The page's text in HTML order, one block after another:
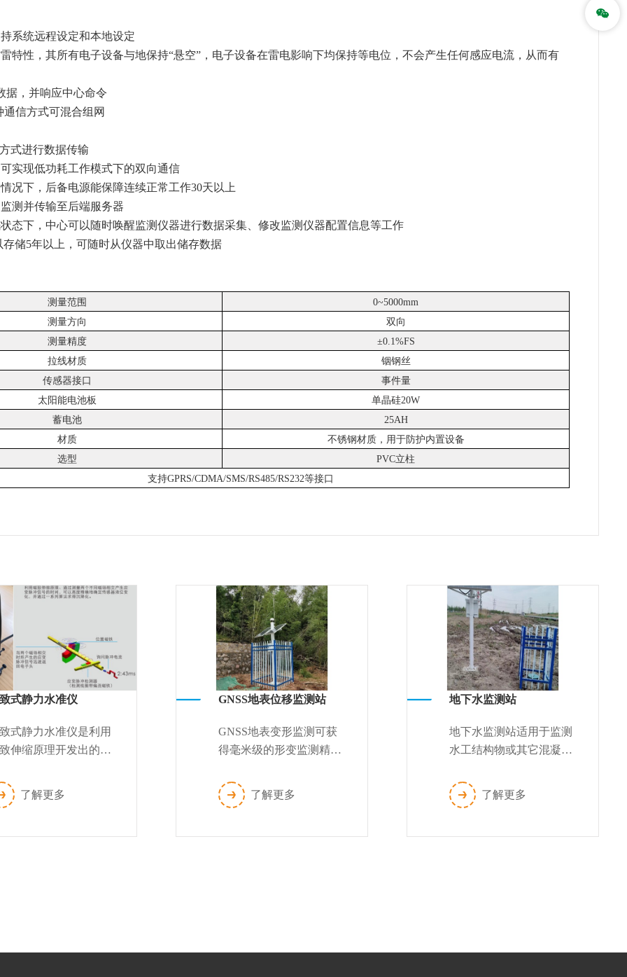
系统远程设定和本地设定
特性，其所有电子设备与地保持“悬空”，电子设备在雷电影响下均保持等电位，不会产生任何感应电流，从而有
据，并响应中心命令
信方式可混合组网
式进行数据传输
实现低功耗工作模式下的双向通信
况下，后备电源能保障连续正常工作30天以上
测并传输至后端服务器
态下，中心可以随时唤醒监测仪器进行数据采集、修改监测仪器配置信息等工作
储5年以上，可随时从仪器中取出储存数据
测量范围
0~5000mm
测量方向
双向
测量精度
±0.1%FS
拉线材质
铟钢丝
传感器接口
事件量
太阳能电池板
单晶硅20W
蓄电池
25AH
材质
不锈钢材质，用于防护内置设备
选型
PVC立柱
支持GPRS/CDMA/SMS/RS485/RS232等接口
式静力水准仪
式静力水准仪是利用
伸缩原理开发出的高
为测量单元，经数字
处理，精度高，无温
了解更多
GNSS地表位移监测站
GNSS地表变形监测可获
得毫米级的形变监测精
的瞬时形变情况。核心部
件通过国家计量检定部门
了解更多
地下水监测站
地下水监测站适用于监测
水工结构物或其它混凝土
度。采用钻孔的方式将振
弦式渗压计预埋在结构物
了解更多